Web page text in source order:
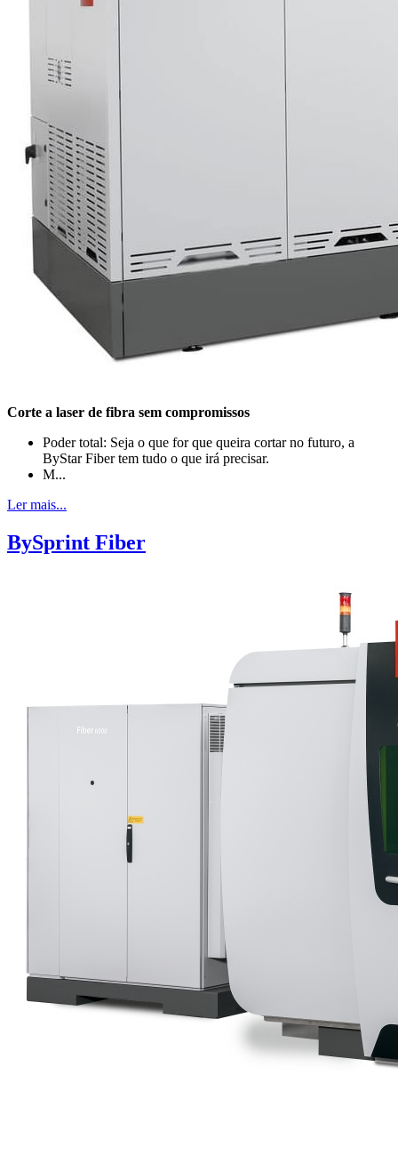
Corte a laser de fibra sem compromissos
Poder total: Seja o que for que queira cortar no futuro, a
ByStar Fiber tem tudo o que irá precisar.
M...
Ler mais...
BySprint Fiber